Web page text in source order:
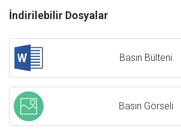
İndirilebilir Dosyalar
Basın Bülteni
Basın Görseli